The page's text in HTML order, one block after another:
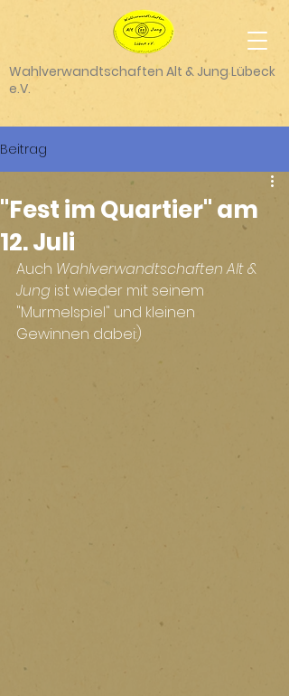
Wahlverwandtschaften Alt & Jung Lübeck
e.V.
Beitrag
"Fest im Quartier" am
12. Juli
Auch Wahlverwandtschaften Alt &
Jung ist wieder mit seinem
"Murmelspiel" und kleinen
Gewinnen dabei:)